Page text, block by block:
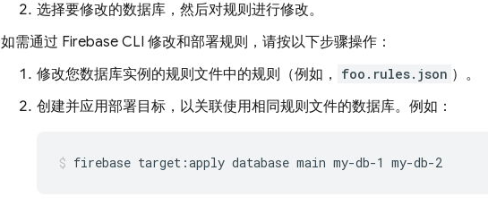
选择要修改的数据库，然后对规则进行修改。
如需通过 Firebase CLI 修改和部署规则，请按以下步骤操作：
修改您数据库实例的规则文件中的规则（例如，
foo.rules.json ）。
创建并应用部署目标，以关联使用相同规则文件的数据库。例如：
firebase target:apply database main my-db-1 my-db-2